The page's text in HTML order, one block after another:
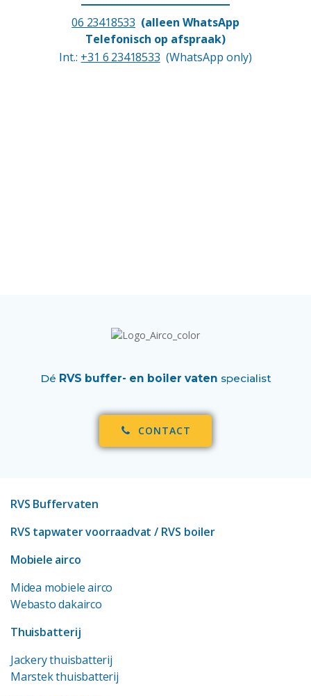
06 23418533 (alleen WhatsApp
Telefonisch op afspraak)
Int.: +31 6 23418533 (WhatsApp only)
Dé RVS buffer- en boiler vaten specialist
CONTACT
RVS Buffervaten
RVS tapwater voorraadvat / RVS boiler
Mobiele airco
Midea mobiele airco
Webasto dakairco
Thuisbatterij
Jackery thuisbatterij
Marstek thuisbatterij